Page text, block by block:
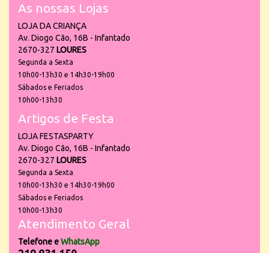
As nossas Lojas
LOJA DA CRIANÇA
Av. Diogo Cão, 16B - Infantado
2670-327 LOURES
Segunda a Sexta
10h00-13h30 e 14h30-19h00
Sábados e Feriados
10h00-13h30
Artigos de Festa
LOJA FESTASPARTY
Av. Diogo Cão, 16B - Infantado
2670-327 LOURES
Segunda a Sexta
10h00-13h30 e 14h30-19h00
Sábados e Feriados
10h00-13h30
Atendimento Geral
Telefone eWhatsApp